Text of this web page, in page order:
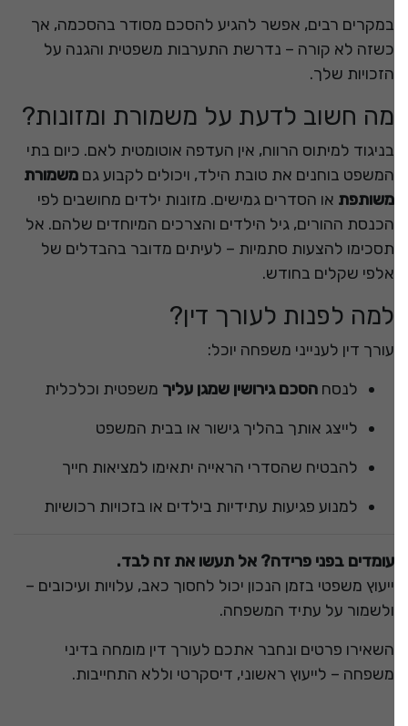
במקרים רבים, אפשר להגיע להסכם מסודר בהסכמה, אך
כשזה לא קורה – נדרשת התערבות משפטית והגנה על
הזכויות שלך.
מה חשוב לדעת על משמורת ומזונות?
בניגוד למיתוס הרווח, אין העדפה אוטומטית לאם. כיום בתי
המשפט בוחנים את טובת הילד, ויכולים לקבוע גםמשמורת
משותפתאו הסדרים גמישים. מזונות ילדים מחושבים לפי
הכנסת ההורים, גיל הילדים והצרכים המיוחדים שלהם. אל
תסכימו להצעות סתמיות – לעיתים מדובר בהבדלים של
אלפי שקלים בחודש.
למה לפנות לעורך דין?
עורך דין לענייני משפחה יוכל:
לנסחהסכם גירושין שמגן עליךמשפטית וכלכלית
לייצג אותך בהליך גישור או בבית המשפט
להבטיח שהסדרי הראייה יתאימו למציאות חייך
למנוע פגיעות עתידיות בילדים או בזכויות רכושיות
עומדים בפני פרידה? אל תעשו את זה לבד.
ייעוץ משפטי בזמן הנכון יכול לחסוך כאב, עלויות ועיכובים –
ולשמור על עתיד המשפחה.
השאירו פרטים ונחבר אתכם לעורך דין מומחה בדיני
משפחה – לייעוץ ראשוני, דיסקרטי וללא התחייבות.